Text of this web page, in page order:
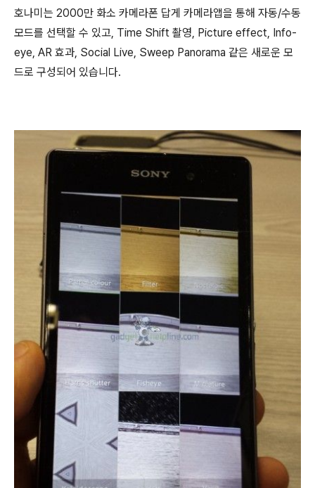
호나미는 2000만 화소 카메라폰 답게 카메라앱을 통해 자동/수동
모드를 선택할 수 있고, Time Shift 촬영, Picture effect, Info-
eye, AR 효과, Social Live, Sweep Panorama 같은 새로운 모
드로 구성되어 있습니다.